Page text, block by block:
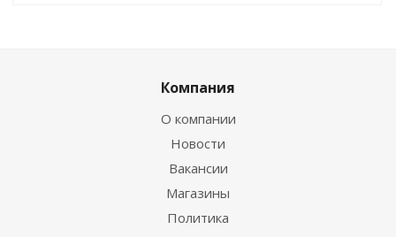
Компания
О компании
Новости
Вакансии
Магазины
Политика